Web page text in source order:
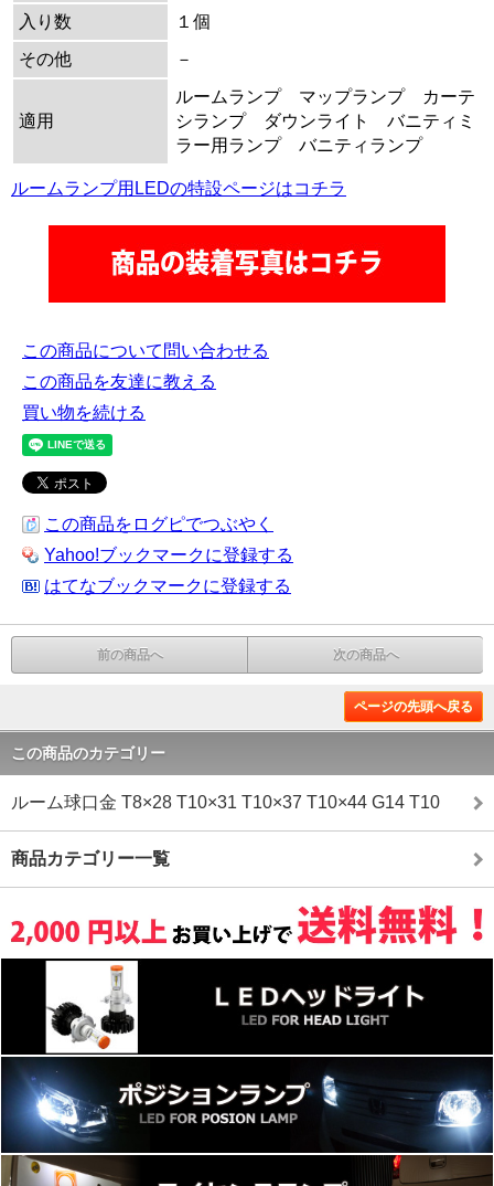
入り数
１個
その他
－
適用
ルームランプ マップランプ カーテ
シランプ ダウンライト バニティミ
ラー用ランプ バニティランプ
ルームランプ用LEDの特設ページはコチラ
この商品について問い合わせる
この商品を友達に教える
買い物を続ける
この商品をログピでつぶやく
Yahoo!ブックマークに登録する
はてなブックマークに登録する
前の商品へ 次の商品へ
ページの先頭へ戻る
この商品のカテゴリー
ルーム球口金 T8×28 T10×31 T10×37 T10×44 G14 T10
商品カテゴリー一覧